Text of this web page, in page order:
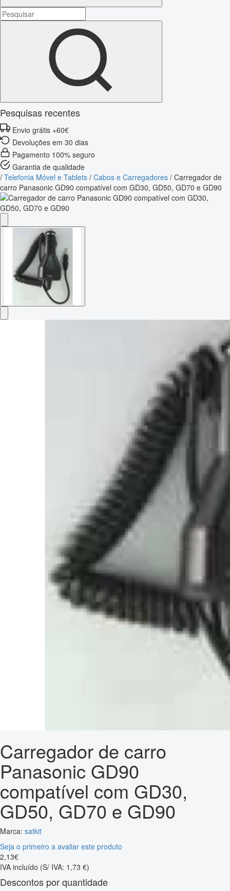
Pesquisas recentes
Envio grátis +60€
Devoluções em 30 dias
Pagamento 100% seguro
Garantia de qualidade
/ Telefonia Móvel e Tablets / Cabos e Carregadores / Carregador de
carro Panasonic GD90 compatível com GD30, GD50, GD70 e GD90
Carregador de carro
Panasonic GD90
compatível com GD30,
GD50, GD70 e GD90
Marca: satkit
Seja o primeiro a avaliar este produto
2,13€
IVA incluído (S/ IVA: 1,73 €)
Descontos por quantidade